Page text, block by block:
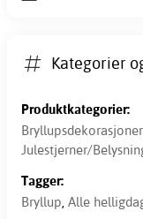
Kategorier
Produktkategorier:
Bryllupsdekorasjoner
Julestjerner/
Tagger:
Bryllup, Alle